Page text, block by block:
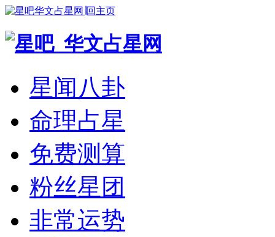
华文占星网∣回主页
星闻八卦
命理占星
免费测算
粉丝星团
非常运势